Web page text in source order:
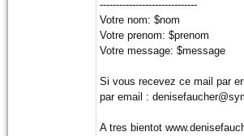
------------------------------
Votre nom: $nom
Votre prenom: $prenom
Votre message: $message
Si vous recevez ce mail par
par email :
A tres bientot